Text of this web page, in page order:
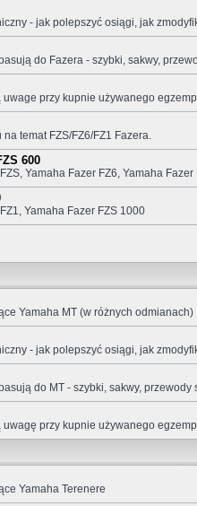
- jak polepszyć osiągi, jak
do Fazera - szybki, sakwy,
uwage przy kupnie używanego
na temat FZS/FZ6/FZ1 Fazera.
600
Yamaha Fazer FZ6, Yamaha Fazer
Yamaha Fazer FZS 1000
Yamaha MT (w różnych odmianach)
- jak polepszyć osiągi, jak
do MT - szybki, sakwy, przewody
uwagę przy kupnie używanego
Yamaha Terenere